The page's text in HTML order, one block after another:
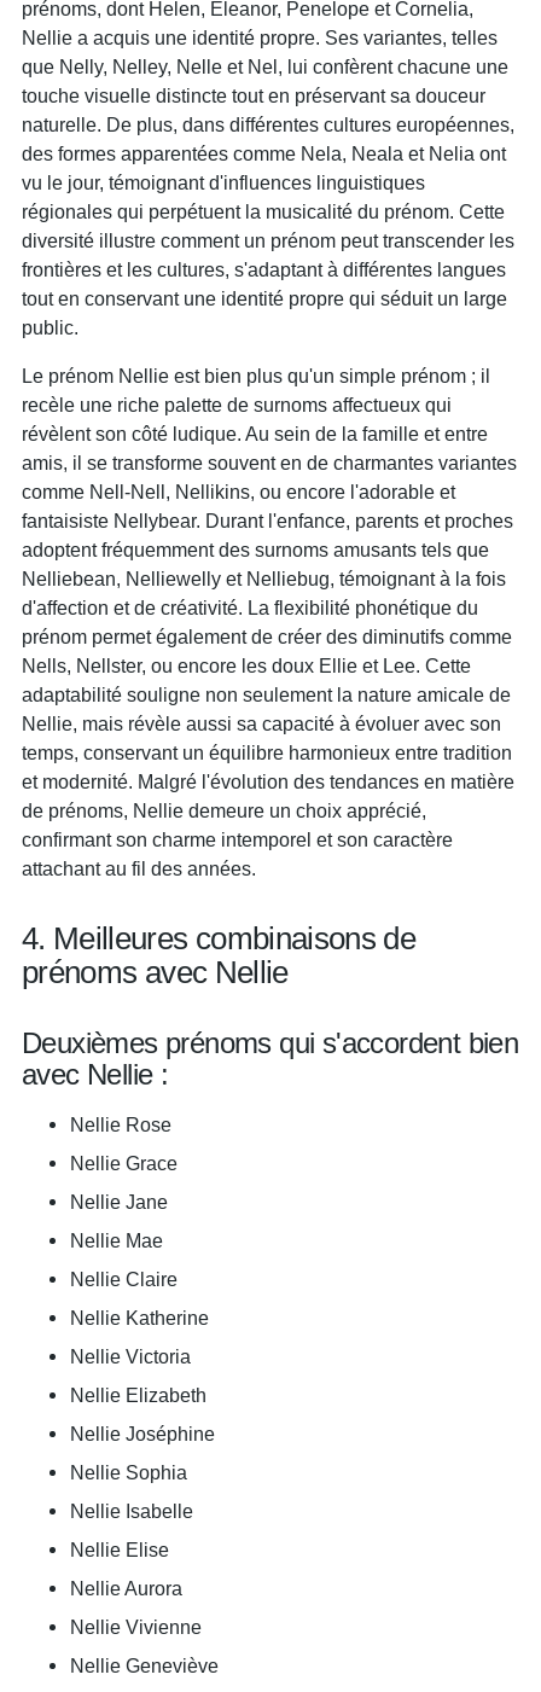
prénoms, dont Helen, Eleanor, Penelope et Cornelia,
Nellie a acquis une identité propre. Ses variantes, telles
que Nelly, Nelley, Nelle et Nel, lui confèrent chacune une
touche visuelle distincte tout en préservant sa douceur
naturelle. De plus, dans différentes cultures européennes,
des formes apparentées comme Nela, Neala et Nelia ont
vu le jour, témoignant d'influences linguistiques
régionales qui perpétuent la musicalité du prénom. Cette
diversité illustre comment un prénom peut transcender les
frontières et les cultures, s'adaptant à différentes langues
tout en conservant une identité propre qui séduit un large
public.
Le prénom Nellie est bien plus qu'un simple prénom ; il
recèle une riche palette de surnoms affectueux qui
révèlent son côté ludique. Au sein de la famille et entre
amis, il se transforme souvent en de charmantes variantes
comme Nell-Nell, Nellikins, ou encore l'adorable et
fantaisiste Nellybear. Durant l'enfance, parents et proches
adoptent fréquemment des surnoms amusants tels que
Nelliebean, Nelliewelly et Nelliebug, témoignant à la fois
d'affection et de créativité. La flexibilité phonétique du
prénom permet également de créer des diminutifs comme
Nells, Nellster, ou encore les doux Ellie et Lee. Cette
adaptabilité souligne non seulement la nature amicale de
Nellie, mais révèle aussi sa capacité à évoluer avec son
temps, conservant un équilibre harmonieux entre tradition
et modernité. Malgré l'évolution des tendances en matière
de prénoms, Nellie demeure un choix apprécié,
confirmant son charme intemporel et son caractère
attachant au fil des années.
4. Meilleures combinaisons de
prénoms avec Nellie
Deuxièmes prénoms qui s'accordent bien
avec Nellie :
Nellie Rose
Nellie Grace
Nellie Jane
Nellie Mae
Nellie Claire
Nellie Katherine
Nellie Victoria
Nellie Elizabeth
Nellie Joséphine
Nellie Sophia
Nellie Isabelle
Nellie Elise
Nellie Aurora
Nellie Vivienne
Nellie Geneviève